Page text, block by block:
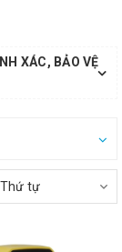
XÁC, BẢO VỆ
Thứ tự